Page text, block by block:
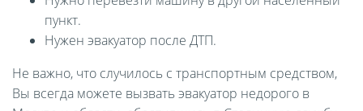
пункт.
Нужен эвакуатор после ДТП.
Не важно, что случилось с транспортным средством,
Вы всегда можете вызвать эвакуатор недорого в